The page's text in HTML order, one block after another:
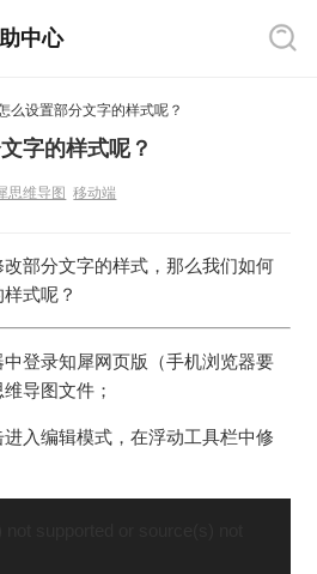
中心
么设置部分文字的样式呢？
字的样式呢？
思维导图 移动端
部分文字的样式，那么我们如何
式呢？
登录知犀网页版（手机浏览器要
导图文件；
入编辑模式，在浮动工具栏中修